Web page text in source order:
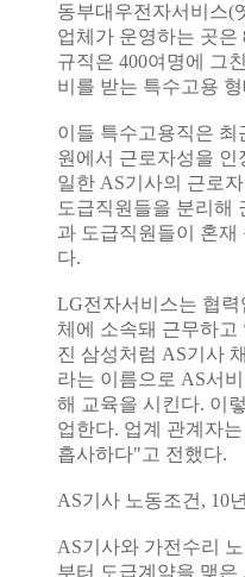
동부대우전자서비스(
업체가 운영하는 곳은
규직은 400여명에 그
비를 받는 특수고용
이들 특수고용직은
원에서 근로자성을
일한 AS기사의 근로
도급직원들을 분리해
과 도급직원들이 혼
다.
LG전자서비스는 협
체에 소속돼 근무하
진 삼성처럼 AS기사
라는 이름으로 AS서
해 교육을 시킨다. 이
업한다. 업계 관계자
흡사하다"고 전했다.
AS기사 노동조건, 10
AS기사와 가전수리
부터 도급계약을 맺은